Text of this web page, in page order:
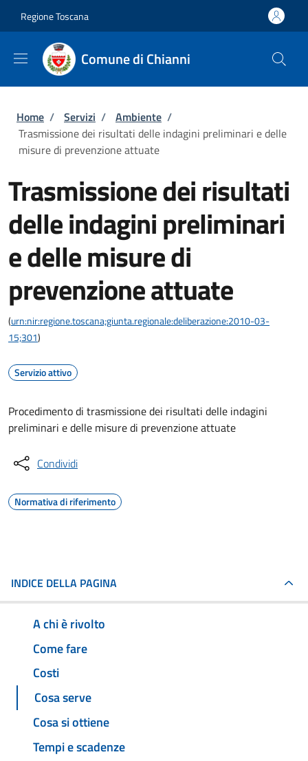
Regione Toscana
Comune di Chianni
Briciole di pane
Home / Servizi / Ambiente /
Trasmissione dei risultati delle indagini preliminari e delle
misure di prevenzione attuate
Trasmissione dei risultati
delle indagini preliminari
e delle misure di
prevenzione attuate
(urn:nir:regione.toscana;giunta.regionale:deliberazione:2010-03-
15;301)
Servizio attivo
Procedimento di trasmissione dei risultati delle indagini
preliminari e delle misure di prevenzione attuate
Condividi
Normativa di riferimento
INDICE DELLA PAGINA
A chi è rivolto
Come fare
Costi
Cosa serve
Cosa si ottiene
Tempi e scadenze